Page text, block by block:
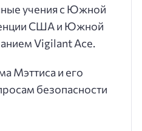
учения с Южной
США и Южной
Vigilant Ace.
Мэттиса и его
безопасности